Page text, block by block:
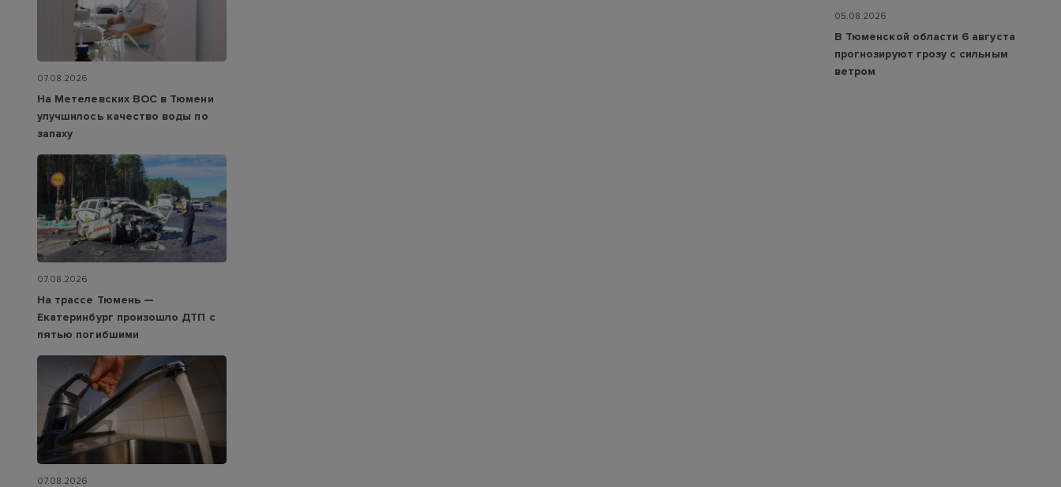
07.08.2026
На Метелевских ВОС в Тюмени
улучшилось качество воды по
запаху
07.08.2026
На трассе Тюмень —
Екатеринбург произошло ДТП с
пятью погибшими
07.08.2026
05.08.2026
В Тюменской области 6 августа
прогнозируют грозу с сильным
ветром